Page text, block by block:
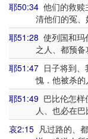
耶50:34 他们的救赎
清他们的冤、
耶51:28 使列国和玛
之人、都预备
耶51:47 日子将到
愧．他被杀的
耶51:49 巴比伦怎
人、也必在巴
哀2:15 凡过路的、